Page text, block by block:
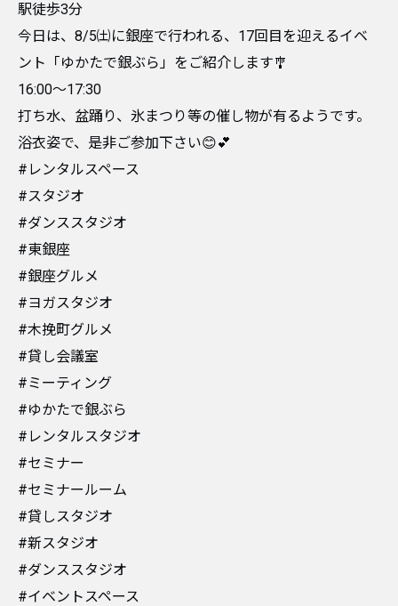
駅徒歩3分
今日は、8/5㈯に銀座で行われる、17回目を迎えるイベ
ント「ゆかたで銀ぶら」をご紹介します🎐
16:00〜17:30
打ち水、盆踊り、氷まつり等の催し物が有るようです。
浴衣姿で、是非ご参加下さい😊💕
#レンタルスペース
#スタジオ
#ダンススタジオ
#東銀座
#銀座グルメ
#ヨガスタジオ
#木挽町グルメ
#貸し会議室
#ミーティング
#ゆかたで銀ぶら
#レンタルスタジオ
#セミナー
#セミナールーム
#貸しスタジオ
#新スタジオ
#ダンススタジオ
#イベントスペース